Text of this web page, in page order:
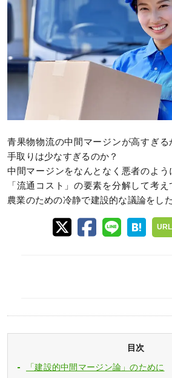
青果物物流の中間マージンが高すぎ
手取りは少なすぎるのか？
中間マージンをなんとなく悪者のよう
「流通コスト」の要素を分解して考
農業のための冷静で建設的な議論をした
目次
「建設的中間マージン論」のために